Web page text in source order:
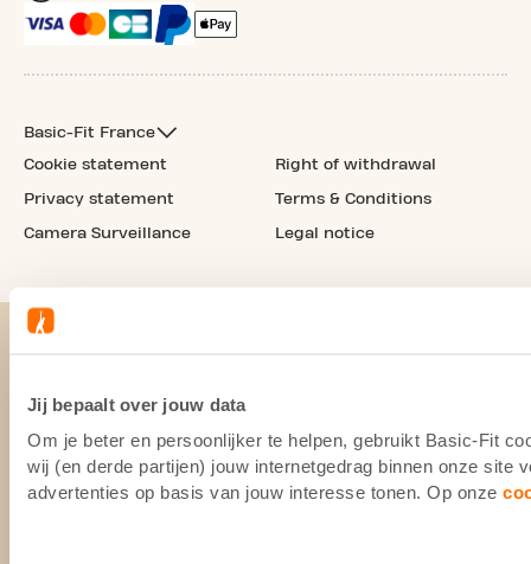
Jij bepaalt over jouw data
Om je beter en persoonlijker te helpen, gebruikt Basic-Fit
wij (en derde partijen) jouw internetgedrag binnen onze site
advertenties op basis van jouw interesse tonen. Op onze
Basic-Fit France
Cookie statement
Privacy statement
Camera Surveillance
Right of withdrawal
Terms & Conditions
Legal notice